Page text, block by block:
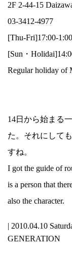
2F 2-44-15
03-3412-4977
[Thu-Fri]17:00-
[Sun・
Regular holiday of
14日から始まる
た。それにして
すね。
I got the guide of
is a person that
also the character.
| 2010.04.10
GENERATION